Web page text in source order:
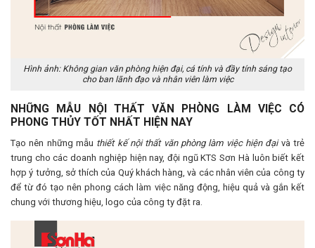
Hình ảnh: Không gian văn phòng hiện đại, cá tính và đầy tính sáng tạo
cho ban lãnh đạo và nhân viên làm việc
NHỮNG MẪU NỘI THẤT VĂN PHÒNG LÀM VIỆC CÓ
PHONG THỦY TỐT NHẤT HIỆN NAY
Tạo nên những mẫu thiết kế nội thất văn phòng làm việc hiện đạivà trẻ
trung cho các doanh nghiệp hiện nay, đội ngũ KTS Sơn Hà luôn biết kết
hợp ý tưởng, sở thích của Quý khách hàng, và các nhân viên của công ty
để từ đó tạo nên phong cách làm việc năng động, hiệu quả và gắn kết
chung với thương hiệu, logo của công ty đặt ra.